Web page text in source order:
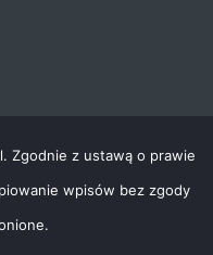
Zgodnie z ustawą o prawie
wpisów bez zgody